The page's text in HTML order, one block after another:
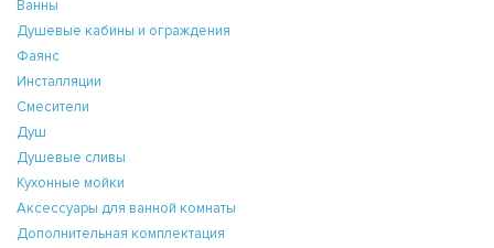
Ванны
Душевые кабины и ограждения
Фаянс
Инсталляции
Смесители
Душ
Душевые сливы
Кухонные мойки
Аксессуары для ванной комнаты
Дополнительная комплектация